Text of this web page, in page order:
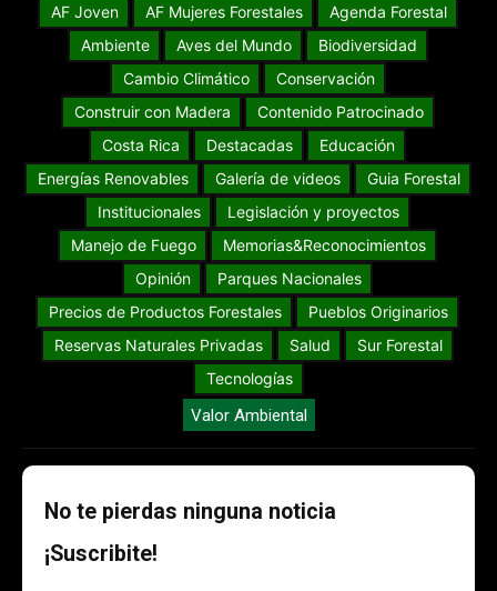
AF Joven AF Mujeres Forestales
Agenda Forestal
Ambiente
Aves del Mundo
Biodiversidad
Cambio Climático
Conservación
Construir con Madera
Contenido Patrocinado
Costa Rica
Destacadas
Educación
Energías Renovables
Galería de videos
Guia Forestal
Institucionales
Legislación y proyectos
Manejo de Fuego
Memorias&Reconocimientos
Opinión
Parques Nacionales
Precios de Productos Forestales
Pueblos Originarios
Reservas Naturales Privadas
Salud
Sur Forestal
Tecnologías
Valor Ambiental
No te pierdas ninguna noticia
¡Suscribite!